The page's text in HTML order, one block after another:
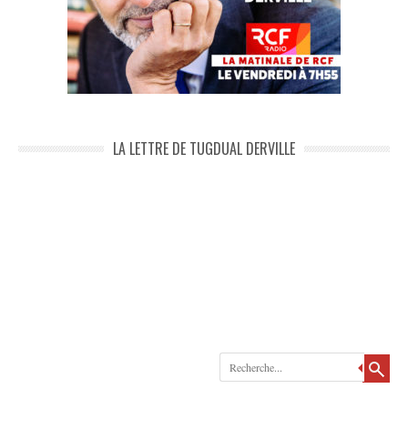
LA LETTRE DE TUGDUAL DERVILLE
Recherche